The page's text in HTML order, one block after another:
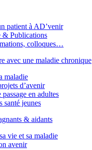
patient à AD’venir
& Publications
colloques…
avec une maladie chronique
maladie
d’avenir
passage en adultes
santé jeunes
& aidants
vie et sa maladie
avenir